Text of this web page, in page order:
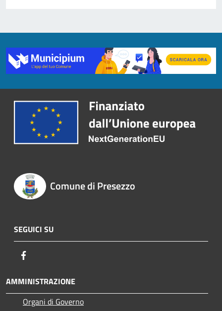
Comune di Presezzo
SEGUICI SU
AMMINISTRAZIONE
Organi di Governo